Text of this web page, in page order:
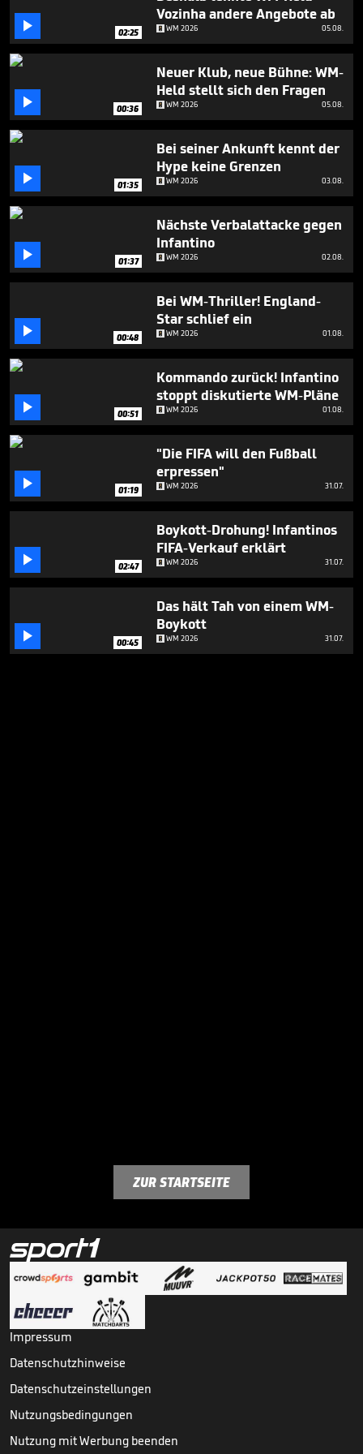
seconds
 02:25
Vozinha andere Angebote ab
WM 2026 05.08.
 00:36
Neuer Klub, neue Bühne: WM-
Held stellt sich den Fragen
WM 2026 05.08.
 01:35
Bei seiner Ankunft kennt der
Hype keine Grenzen
WM 2026 03.08.
 01:37
Nächste Verbalattacke gegen
Infantino
WM 2026 02.08.
 00:48
Bei WM-Thriller! England-
Star schlief ein
WM 2026 01.08.
 00:51
Kommando zurück! Infantino
stoppt diskutierte WM-Pläne
WM 2026 01.08.
 01:19
"Die FIFA will den Fußball
erpressen"
WM 2026 31.07.
 02:47
Boykott-Drohung! Infantinos
FIFA-Verkauf erklärt
WM 2026 31.07.
 00:45
Das hält Tah von einem WM-
Boykott
WM 2026 31.07.
ZUR STARTSEITE
Impressum
Datenschutzhinweise
Datenschutzeinstellungen
Nutzungsbedingungen
Nutzung mit Werbung beenden